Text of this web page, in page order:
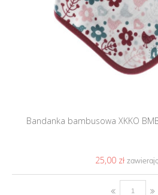
Bandanka bambusowa XKKO
25,00 ‎zł